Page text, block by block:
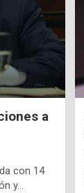
a
con 14
y…